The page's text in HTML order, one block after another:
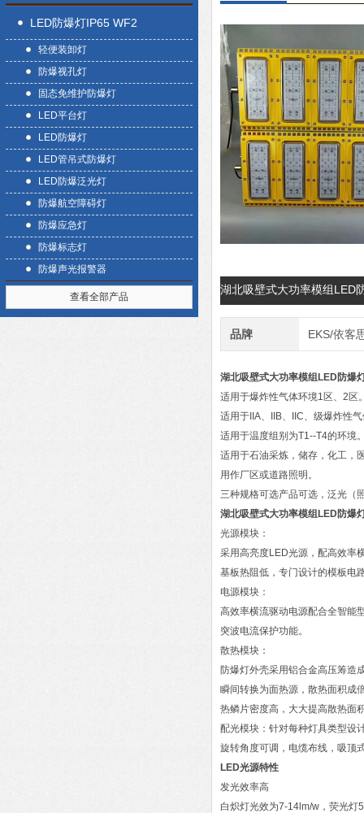
LED防爆灯IP65 WF2
轻便装卸灯
防爆视孔灯
固态免维护防爆灯
LED平台灯
LED防爆灯
LED管吊式防爆灯
LED防爆泛光灯
防爆航空障碍灯
防爆应急灯
防爆标志灯
防爆声光报警器
查看全部产品
湖北吸壁式大功率模组LED
品牌 EKS/依客
湖北吸壁式大功率模组LED防爆
适用于爆炸性气体环境1区、2区
适用于IIA、IIB、IIC、级爆炸性
适用于温度组别为T1--T4的环境
适用于石油采炼，储存，化工，
用作厂区或道路照明。
三种规格可选产品可选，泛光（
湖北吸壁式大功率模组LED防爆
光源模块：
采用高亮度LED光源，配高效率
基板热阻低，专门设计的模板电
电源模块：
高效率横流驱动电源配合全智能
突波电流保护功能。
散热模块：
防爆灯外壳采用铝合金高压筹造
瞬间转换为面热源，散热面积成
热鳞片密度高，大大提高散热面
配光模块：针对每种灯具类型设
旋转角度可调，电缆布线，吸顶
LED光源特性
发光效率高
白炽灯光效为7-14lm/w，荧光